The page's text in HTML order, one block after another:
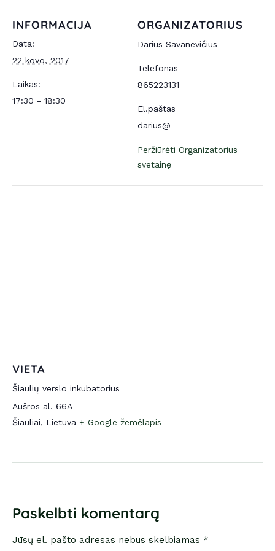
INFORMACIJA
Data:
22 kovo, 2017
Laikas:
17:30 - 18:30
ORGANIZATORIUS
Darius Savanevičius
Telefonas
865223131
El.paštas
darius@
Peržiūrėti Organizatorius
svetainę
VIETA
Šiaulių verslo inkubatorius
Aušros al. 66A
Šiauliai, Lietuva + Google žemėlapis
Paskelbti komentarą
Jūsų el. pašto adresas nebus skelbiamas *